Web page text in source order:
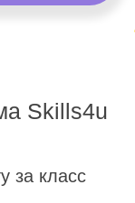
Skills4u
за класс